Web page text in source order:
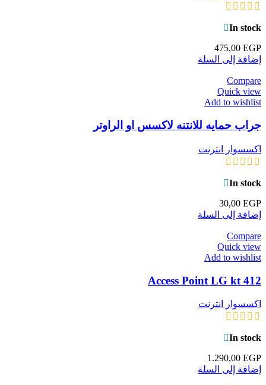
In stock
475,00 EGP
إضافة إلى السلة
Compare
Quick view
Add to wishlist
جراب حمايه للانتنه لاكسس او الراوتر
اكسسوار انترنت
In stock
30,00 EGP
إضافة إلى السلة
Compare
Quick view
Add to wishlist
Access Point LG kt 412
اكسسوار انترنت
In stock
1.290,00 EGP
إضافة إلى السلة